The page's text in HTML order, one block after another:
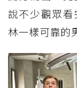
說不少觀眾
林一樣可靠的